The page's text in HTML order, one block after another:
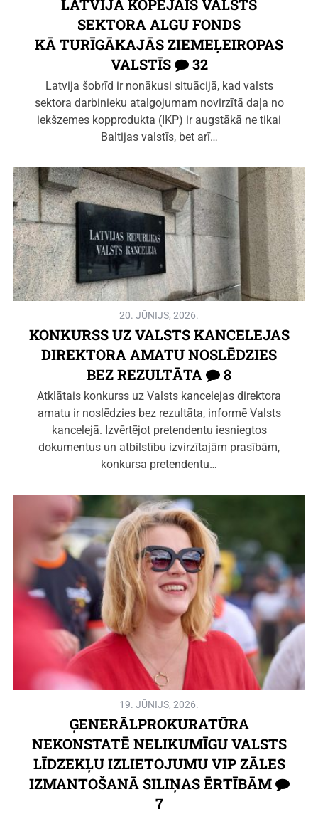
LATVIJĀ KOPĒJAIS VALSTS
SEKTORA ALGU FONDS
KĀ TURĪGĀKAJĀS ZIEMEĻEIROPAS
VALSTĪS
32
Latvija šobrīd ir nonākusi situācijā, kad valsts
sektora darbinieku atalgojumam novirzītā daļa no
iekšzemes kopprodukta (IKP) ir augstākā ne tikai
Baltijas valstīs, bet arī…
20. JŪNIJS, 2026.
KONKURSS UZ VALSTS KANCELEJAS
DIREKTORA AMATU NOSLĒDZIES
BEZ REZULTĀTA
8
Atklātais konkurss uz Valsts kancelejas direktora
amatu ir noslēdzies bez rezultāta, informē Valsts
kancelejā. Izvērtējot pretendentu iesniegtos
dokumentus un atbilstību izvirzītajām prasībām,
konkursa pretendentu…
19. JŪNIJS, 2026.
ĢENERĀLPROKURATŪRA
NEKONSTATĒ NELIKUMĪGU VALSTS
LĪDZEKĻU IZLIETOJUMU VIP ZĀLES
IZMANTOŠANĀ SILIŅAS ĒRTĪBĀM
7